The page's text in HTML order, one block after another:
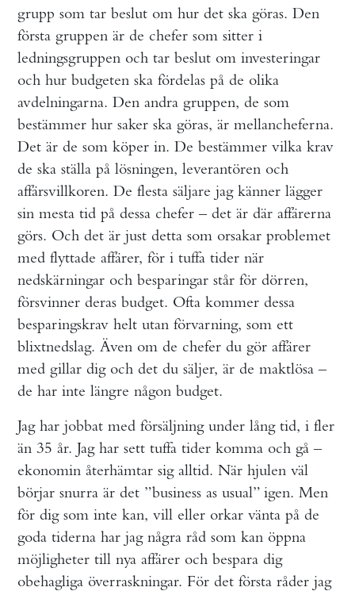
grupp som tar beslut om hur det ska göras. Den
första gruppen är de chefer som sitter i
ledningsgruppen och tar beslut om investeringar
och hur budgeten ska fördelas på de olika
avdelningarna. Den andra gruppen, de som
bestämmer hur saker ska göras, är mellancheferna.
Det är de som köper in. De bestämmer vilka krav
de ska ställa på lösningen, leverantören och
affärsvillkoren. De flesta säljare jag känner lägger
sin mesta tid på dessa chefer – det är där affärerna
görs. Och det är just detta som orsakar problemet
med flyttade affärer, för i tuffa tider när
nedskärningar och besparingar står för dörren,
försvinner deras budget. Ofta kommer dessa
besparingskrav helt utan förvarning, som ett
blixtnedslag. Även om de chefer du gör affärer
med gillar dig och det du säljer, är de maktlösa –
de har inte längre någon budget.
Jag har jobbat med försäljning under lång tid, i fler
än 35 år. Jag har sett tuffa tider komma och gå –
ekonomin återhämtar sig alltid. När hjulen väl
börjar snurra är det ”business as usual” igen. Men
för dig som inte kan, vill eller orkar vänta på de
goda tiderna har jag några råd som kan öppna
möjligheter till nya affärer och bespara dig
obehagliga överraskningar. För det första råder jag